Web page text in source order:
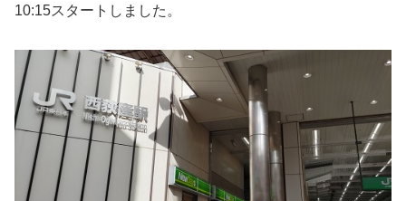
10:15スタートしました。